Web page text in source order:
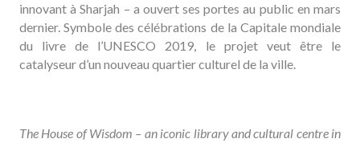
innovant à Sharjah – a ouvert ses portes au public en mars
dernier. Symbole des célébrations de la Capitale mondiale
du livre de l’UNESCO 2019, le projet veut être le
catalyseur d’un nouveau quartier culturel de la ville.
The House of Wisdom – an iconic library and cultural centre in